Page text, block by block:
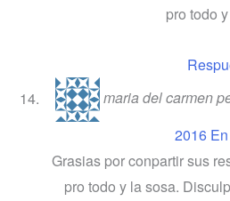
pro todo
maria del carmen
2016
Grasias por conpartir sus
pro todo y la sosa.